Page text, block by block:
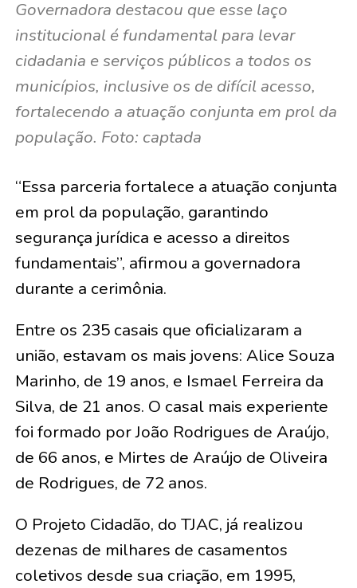
Governadora destacou que esse laço
institucional é fundamental para levar
cidadania e serviços públicos a todos os
municípios, inclusive os de difícil acesso,
fortalecendo a atuação conjunta em prol da
população. Foto: captada
“Essa parceria fortalece a atuação conjunta
em prol da população, garantindo
segurança jurídica e acesso a direitos
fundamentais”, afirmou a governadora
durante a cerimônia.
Entre os 235 casais que oficializaram a
união, estavam os mais jovens: Alice Souza
Marinho, de 19 anos, e Ismael Ferreira da
Silva, de 21 anos. O casal mais experiente
foi formado porJoão Rodrigues de Araújo,
de 66 anos, e Mirtes de Araújo de Oliveira
de Rodrigues, de 72 anos.
O Projeto Cidadão, do TJAC, já realizou
dezenas de milhares de casamentos
coletivos desde sua criação, em 1995,